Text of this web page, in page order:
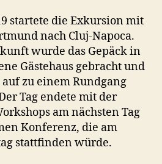
startete die Exkursion mit
nach Cluj-Napoca.
wurde das Gepäck in
Gästehaus gebracht und
zu einem Rundgang
Tag endete mit der
am nächsten Tag
Konferenz, die am
stattfinden würde.